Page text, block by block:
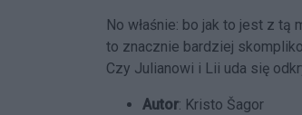
No właśnie: bo jak to jest z
to znacznie bardziej
Czy Julianowi i Lii uda się
Autor: Kristo Šagor